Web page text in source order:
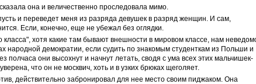
она и величественно проследовала мимо.
и переведет меня из разряда девушек в разряд женщин. И сам,
Если, конечно, еще не убежал без оглядки.
класса", хотя какие там бывают внешности в мировом классе, нам
народной демократии, если судить по знакомым студенткам из Польши и
полчаса они высохнут и начнут летать, сводя с ума всех этих мальчишек-
что он не москвич, хоть и в узких брюках щеголяет.
действительно забронировал для нее место своим пиджаком. Она